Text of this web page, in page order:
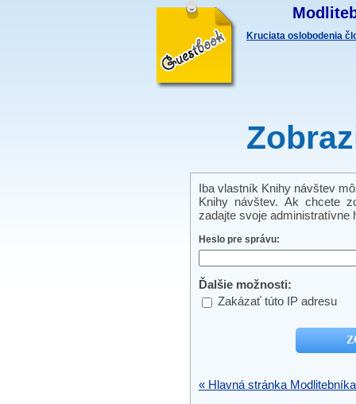
Kruciata oslobodenia
Iba vlastník Knihy návštev
Knihy návštev. Ak chcete
zadajte svoje administratívne
Heslo pre správu:
Ďalšie možnosti:
Zakázať túto IP adresu
« Hlavná stránka Modlitebníka